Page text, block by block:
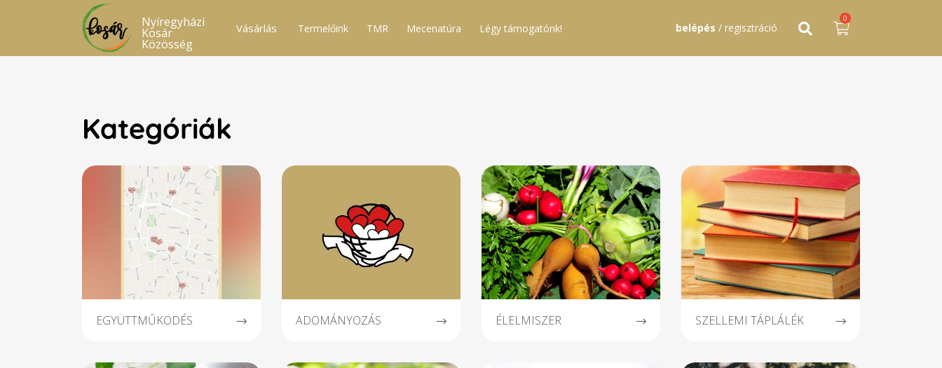
Nyíregyházi
Kosár
Közösség
Vásárlás Termelőink TMR Mecenatúra Légy támogatónk! belépés / regisztráció
0
Kategóriák
EGYÜTTMŰKÖDÉS ADOMÁNYOZÁS ÉLELMISZER SZELLEMI TÁPLÁLÉK